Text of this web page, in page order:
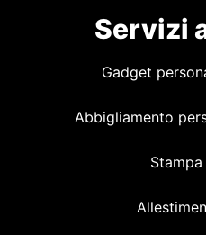
Servizi
Gadget
Abbigliamento